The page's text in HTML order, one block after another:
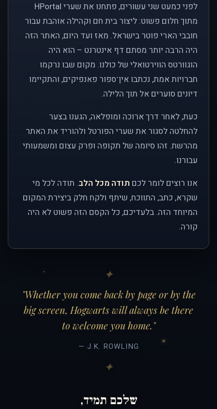
לפני כמעט שני עשורים, פתחנו את שערי HPortal
מתוך חלום פשוט: ליצור בית חם וקהילה אוהבת עבור
חובבי הארי פוטר בישראל. מאז ועד היום, האתר הזה
היה הרבה יותר מסתם דף אינטרנט – הוא היה
הוגוורטס הווירטואלי של כולנו. מקום שבו נרקמו
חברויות אמת, נכתבו אין־ספור פאנפיקים, והתקיימו
דיונים סוערים אל תוך הלילה.
כעת, לאחר דרך ארוכה ומופלאה, הגענו בצער
להחלטה לסגור את שערי הפורטל ולהוריד את האתר
מהרשת. זהו סיומה של תקופה ופרק עצום ומשמעותי
עבורנו.
אנו רוצים לומר לכם תודה מכל הלב. תודה לכל מי
שקרא, כתב, התווכח, שיתף ולקח חלק ביצירת המקום
המיוחד הזה. בלעדיכם, כל הקסם הזה פשוט לא היה
קורה.
"Whether you come back by page or by the
big screen, Hogwarts will always be there
to welcome you home."
— J.K. ROWLING
שלכם תמיד,